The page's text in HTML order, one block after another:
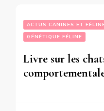
ACTUS CANINES ET
GÉNÉTIQUE FÉLINE
Livre sur les